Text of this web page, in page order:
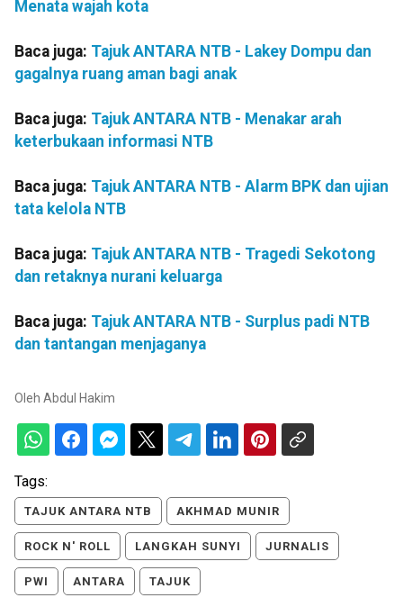
Menata wajah kota
Baca juga: Tajuk ANTARA NTB - Lakey Dompu dan
gagalnya ruang aman bagi anak
Baca juga: Tajuk ANTARA NTB - Menakar arah
keterbukaan informasi NTB
Baca juga: Tajuk ANTARA NTB - Alarm BPK dan ujian
tata kelola NTB
Baca juga: Tajuk ANTARA NTB - Tragedi Sekotong
dan retaknya nurani keluarga
Baca juga: Tajuk ANTARA NTB - Surplus padi NTB
dan tantangan menjaganya
Oleh Abdul Hakim
Tags:
TAJUK ANTARA NTB AKHMAD MUNIR
ROCK N' ROLL LANGKAH SUNYI JURNALIS
PWI ANTARA TAJUK